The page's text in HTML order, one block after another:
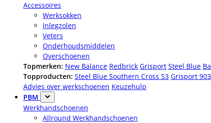
Accessoires
Werksokken
Inlegzolen
Veters
Onderhoudsmiddelen
Overschoenen
Topmerken: New Balance Redbrick Grisport Steel Blue
Topproducten: Steel Blue Southern Cross S3 Grisport
Advies over werkschoenen Keuzehulp
PBM
Werkhandschoenen
Allround Werkhandschoenen